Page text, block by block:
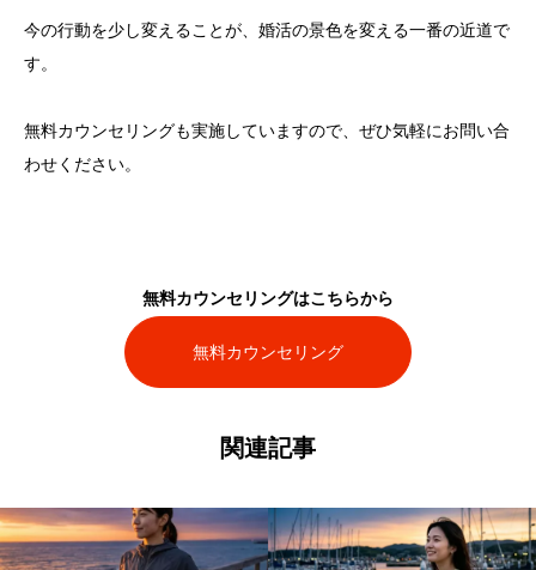
今の行動を少し変えることが、婚活の景色を変える一番の近道で
す。
無料カウンセリングも実施していますので、ぜひ気軽にお問い合
わせください。
無料カウンセリングはこちらから
無料カウンセリング
関連記事